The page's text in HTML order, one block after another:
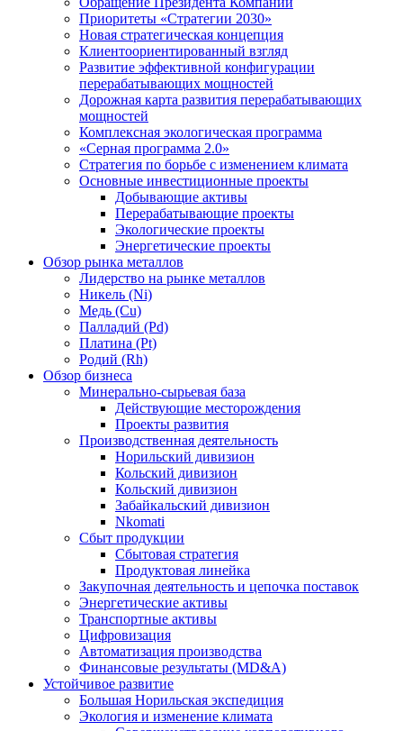
Приоритеты «Стратегии 2030»
Новая стратегическая концепция
Клиентоориентированный взгляд
Развитие эффективной конфигурации
перерабатывающих мощностей
Дорожная карта развития перерабатывающих
мощностей
Комплексная экологическая программа
«Серная программа 2.0»
Стратегия по борьбе с изменением климата
Основные инвестиционные проекты
Добывающие активы
Перерабатывающие проекты
Экологические проекты
Энергетические проекты
Обзор рынка металлов
Лидерство на рынке металлов
Никель (Ni)
Медь (Cu)
Палладий (Pd)
Платина (Pt)
Родий (Rh)
Обзор бизнеса
Минерально-сырьевая база
Действующие месторождения
Проекты развития
Производственная деятельность
Норильский дивизион
Кольский дивизион
Кольский дивизион
Забайкальский дивизион
Nkomati
Сбыт продукции
Сбытовая стратегия
Продуктовая линейка
Закупочная деятельность и цепочка поставок
Энергетические активы
Транспортные активы
Цифровизация
Автоматизация производства
Финансовые результаты (MD&A)
Устойчивое развитие
Большая Норильская экспедиция
Экология и изменение климата